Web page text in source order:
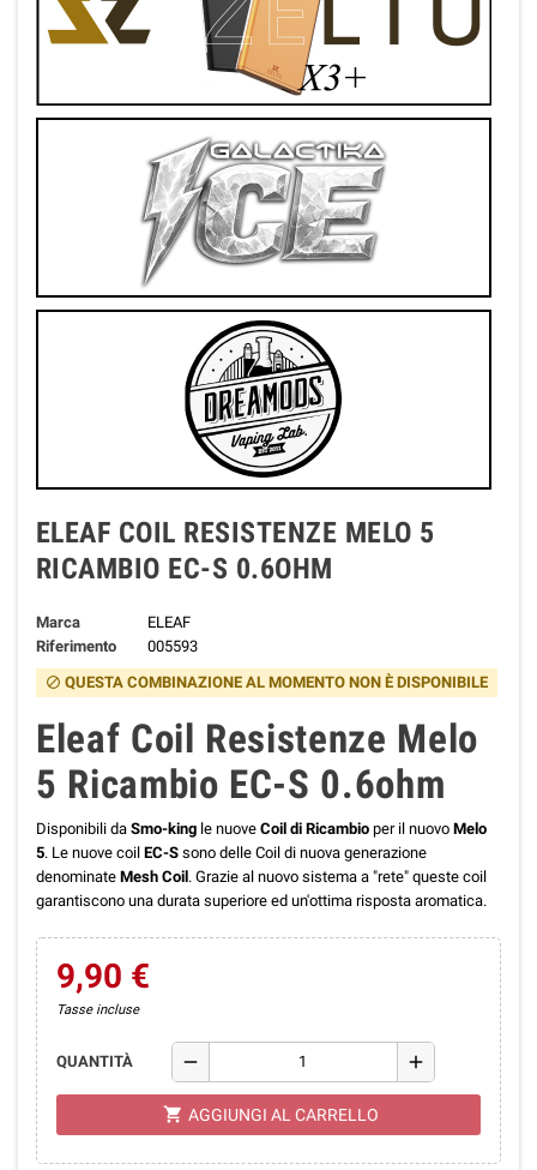
ELEAF COIL RESISTENZE MELO 5
RICAMBIO EC-S 0.6OHM
Marca
ELEAF
Riferimento
005593
block QUESTA COMBINAZIONE AL MOMENTO NON È DISPONIBILE
Eleaf Coil Resistenze Melo
5 Ricambio EC-S 0.6ohm
Disponibili da Smo-king le nuove Coil di Ricambio per il nuovo Melo
5. Le nuove coil EC-S sono delle Coil di nuova generazione
denominate Mesh Coil. Grazie al nuovo sistema a "rete" queste coil
garantiscono una durata superiore ed un'ottima risposta aromatica.
9,90 €
Tasse incluse
QUANTITÀ remove add
shopping_cart AGGIUNGI AL CARRELLO